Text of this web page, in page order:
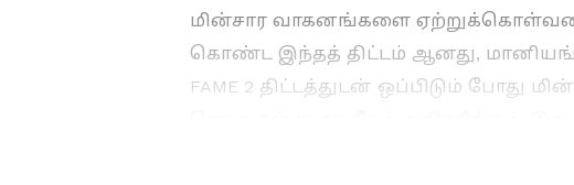
மின்சார வாகனங்களை
கொண்ட இந்தத் திட்டம் ஆனது,
FAME 2 திட்டத்துடன் ஒப்பிடும் போது